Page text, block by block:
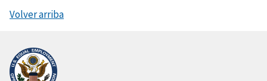
Volver arriba